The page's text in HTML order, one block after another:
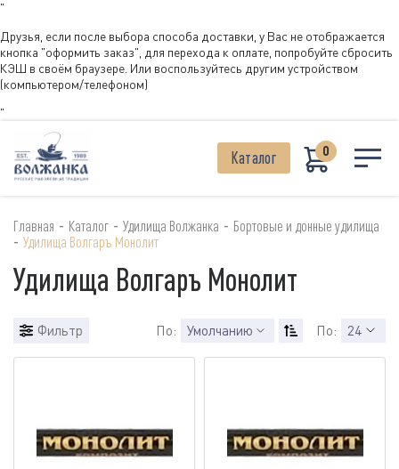
"
Друзья, если после выбора способа доставки, у Вас не отображается
кнопка "оформить заказ", для перехода к оплате, попробуйте сбросить
КЭШ в своём браузере. Или воспользуйтесь другим устройством
(компьютером/телефоном)
"
Каталог 0
Главная - Каталог - Удилища Волжанка - Бортовые и донные удилища
- Удилища Волгаръ Монолит
Удилища Волгаръ Монолит
Фильтр По: Умолчанию По: 24